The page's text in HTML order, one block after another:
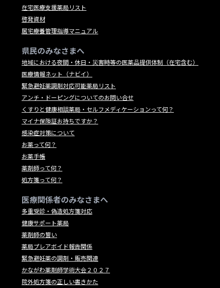
在宅医療支援薬局リスト
啓発資材
居宅療養管理指導マニュアル
県民のみなさまへ
地域における夜間・休日・災害時等の医薬品提供体制（在宅含む）
医療情報ネット（ナビイ）
緊急避妊薬調剤対応可能薬局リスト
アンチ・ドーピングについてのお問い合せ
くすりと健康相談薬局・セルフメディケーションって何？
マイナ保険証お持ちですか？
感染症対策について
お薬って何？
お薬手帳
薬剤師って何？
処方箋って何？
医療関係者のみなさまへ
多重受診・偽造処方箋対応
健康サポート薬局
薬剤師の誓い
薬局プレアボイド報告関係
緊急避妊薬の調剤・販売関連
かながわ薬剤師学術大会２０２７
院外処方箋の正しい書きかた